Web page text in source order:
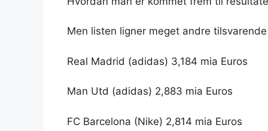
Men listen ligner meget andre
Real Madrid (adidas) 3,184 mia Euros
Man Utd (adidas) 2,883 mia Euros
FC Barcelona (Nike) 2,814 mia Euros